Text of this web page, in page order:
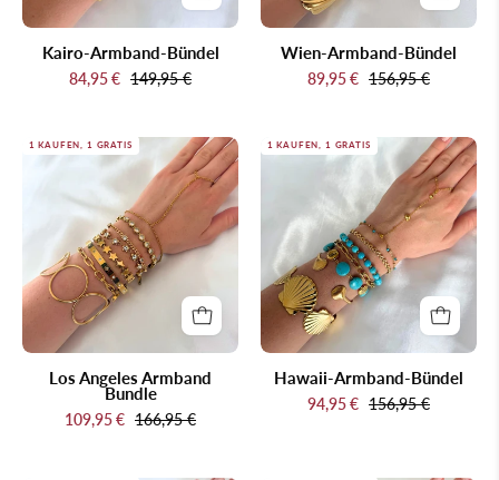
Kairo-Armband-Bündel
84,95 € 149,95 €
Wien-Armband-Bündel
89,95 € 156,95 €
Los
Angeles
Armband
Bundle
1 KAUFEN, 1 GRATIS
Los Angeles Armband
Bundle
109,95 € 166,95 €
Hawaii-
Armband-
Bündel
1 KAUFEN, 1 GRATIS
Hawaii-Armband-Bündel
94,95 € 156,95 €